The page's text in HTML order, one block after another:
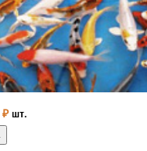
₽ шт.